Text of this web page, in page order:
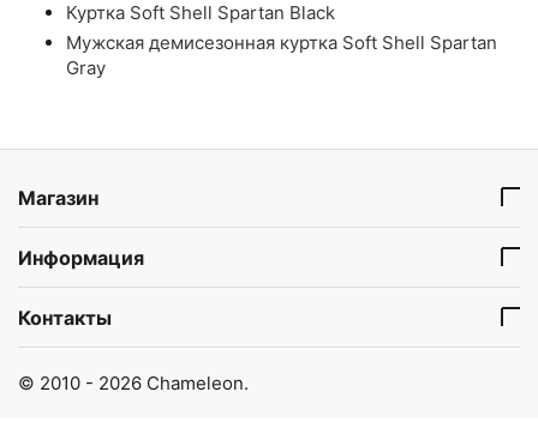
Куртка Soft Shell Spartan Black
Мужская демисезонная куртка Soft Shell Spartan
Gray
Магазин
Информация
Контакты
© 2010 - 2026 Chameleon.